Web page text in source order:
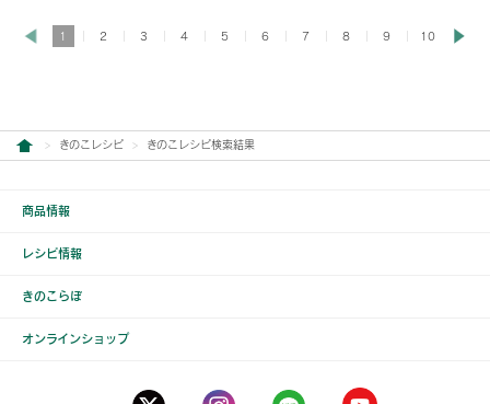
1 2 3 4 5 6 7 8 9 10
きのこレシピ きのこレシピ検索結果
商品情報
レシピ情報
きのこらぼ
オンラインショップ